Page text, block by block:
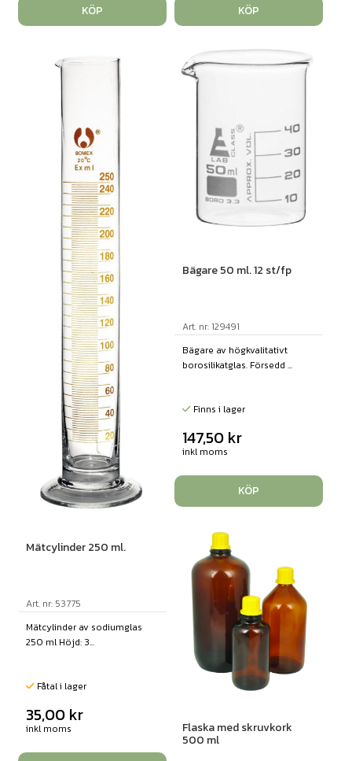
KÖP KÖP
Mätcylinder 250 ml.
Art. nr: 53775
Mätcylinder av sodiumglas
250 ml Höjd: 3...
Fåtal i lager
35,00 kr
inkl moms
Bägare 50 ml. 12 st/fp
Art. nr: 129491
Bägare av högkvalitativt
borosilikatglas. Försedd ...
Finns i lager
147,50 kr
inkl moms
KÖP
Flaska med skruvkork
500 ml